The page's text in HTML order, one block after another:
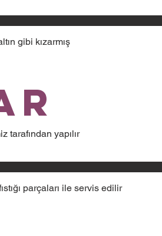
gibi kızarmış
tarafından yapılır
parçaları ile servis edilir